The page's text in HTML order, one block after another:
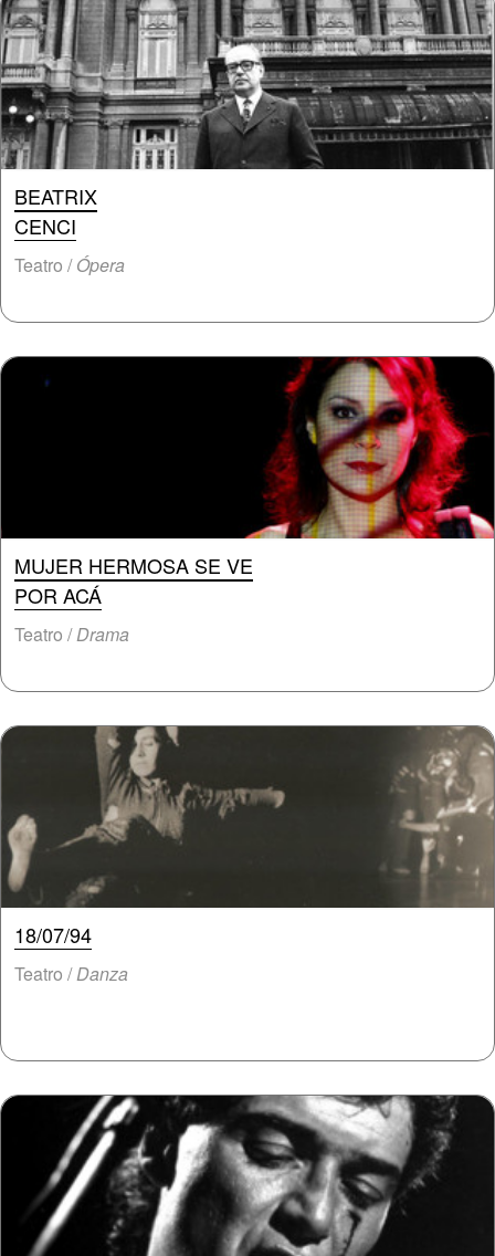
BEATRIX
CENCI
Teatro /Ópera
MUJER HERMOSA SE VE
POR ACÁ
Teatro /Drama
18/07/94
Teatro /Danza